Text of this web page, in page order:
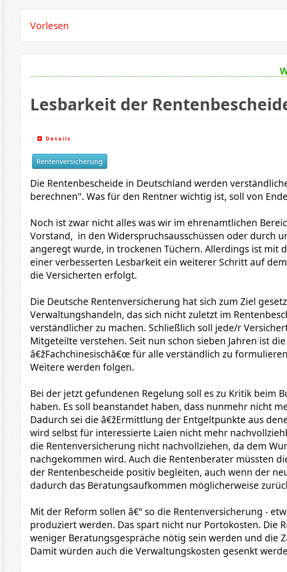
Vorlesen
Lesbarkeit der
Details
Rentenversicherung
Die Rentenbescheide in Deutschland werden
berechnen". Was für den Rentner wichtig ist, soll von
Noch ist zwar nicht alles was wir im ehrenamtlichen
Vorstand, in den Widerspruchsausschüssen oder durch
angeregt wurde, in trockenen Tüchern. Allerdings ist mit
einer verbesserten Lesbarkeit ein weiterer Schritt auf
die Versicherten erfolgt.
Die Deutsche Rentenversicherung hat sich zum Ziel
Verwaltungshandeln, das sich nicht zuletzt im
verständlicher zu machen. Schließlich soll jede/r
Mitgeteilte verstehen. Seit nun schon sieben Jahren ist
â€žFachchinesischâ€œ für alle verständlich zu
Weitere werden folgen.
Bei der jetzt gefundenen Regelung soll es zu Kritik beim
haben. Es soll beanstandet haben, dass nunmehr nicht
Dadurch sei die â€žErmittlung der Entgeltpunkte aus
wird selbst für interessierte Laien nicht mehr
die Rentenversicherung nicht nachvollziehen, da dem
nachgekommen wird. Auch die Rentenberater müssten
der Rentenbescheide positiv begleiten, auch wenn der
dadurch das Beratungsaufkommen möglicherweise
Mit der Reform sollen â€“ so die Rentenversicherung -
produziert werden. Das spart nicht nur Portokosten. Die
weniger Beratungsgespräche nötig sein werden und die
Damit würden auch die Verwaltungskosten gesenkt